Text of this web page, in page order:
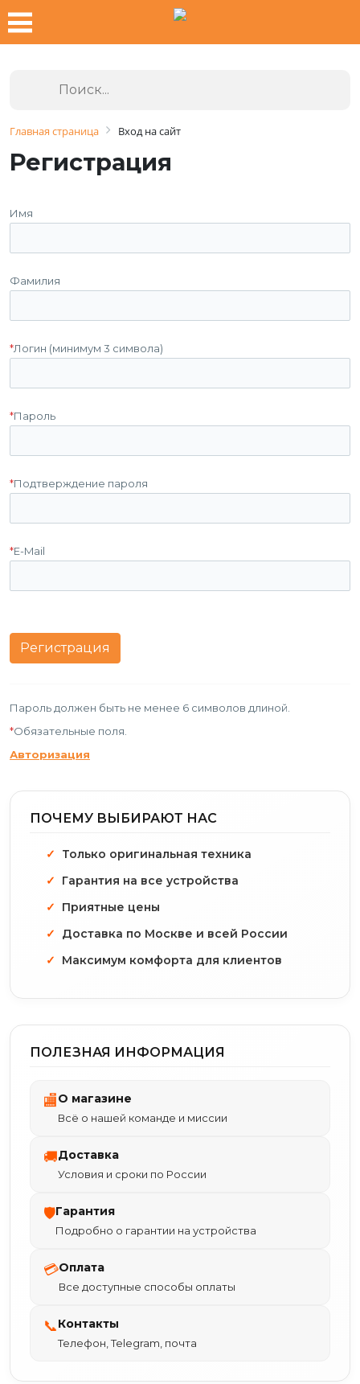
Главная страница Вход на сайт
Регистрация
Имя
Фамилия
*Логин (минимум 3 символа)
*Пароль
*Подтверждение пароля
*E-Mail
Пароль должен быть не менее 6 символов длиной.
*Обязательные поля.
Авторизация
ПОЧЕМУ ВЫБИРАЮТ НАС
Только оригинальная техника
Гарантия на все устройства
Приятные цены
Доставка по Москве и всей России
Максимум комфорта для клиентов
ПОЛЕЗНАЯ ИНФОРМАЦИЯ
🏬О магазине
Всё о нашей команде и миссии
🚚Доставка
Условия и сроки по России
🛡Гарантия
Подробно о гарантии на устройства
💳Оплата
Все доступные способы оплаты
📞Контакты
Телефон, Telegram, почта